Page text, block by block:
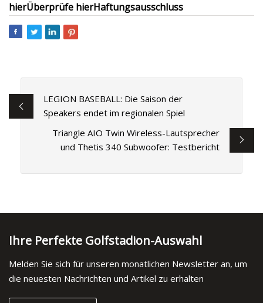
hierÜberprüfe hierHaftungsausschluss
LEGION BASEBALL: Die Saison der
Speakers endet im regionalen Spiel
Triangle AIO Twin Wireless-Lautsprecher
und Thetis 340 Subwoofer: Testbericht
Ihre Perfekte Golfstadion-Auswahl
Melden Sie sich für unseren monatlichen Newsletter an, um
die neuesten Nachrichten und Artikel zu erhalten